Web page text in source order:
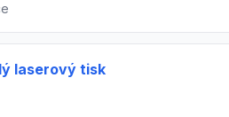
laserový tisk